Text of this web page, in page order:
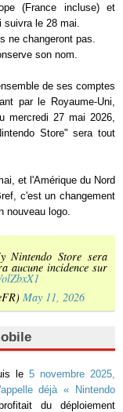
(France incluse) et
suivra le 28 mai.
ne changeront pas.
son nom.
de ses comptes
par le Royaume-Uni,
mercredi 27 mai 2026,
Store" sera tout
et l'Amérique du Nord
c'est un changement
nouveau logo.
Nintendo Store sera
aucune incidence sur
May 11, 2026
le 5 novembre 2025,
déjà « Nintendo
du déploiement